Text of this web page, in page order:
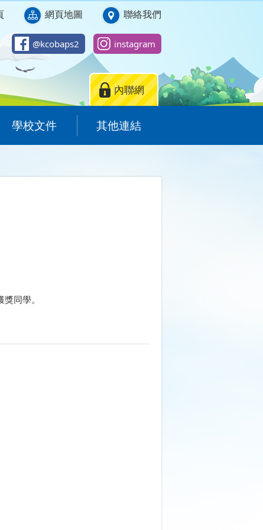
網頁地圖 聯絡我們
@kcobaps2 instagram
內聯網
學校文件 其他連結
同學。